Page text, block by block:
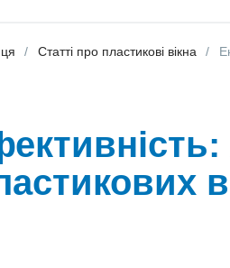
Статті про пластикові вікна